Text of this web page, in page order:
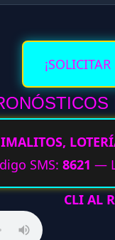
SMS: 8621 —
CLI AL